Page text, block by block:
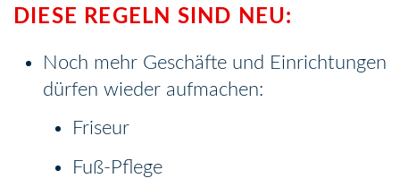
DIESE REGELN SIND NEU:
Noch mehr Geschäfte und Einrichtungen
dürfen wieder aufmachen:
Friseur
Fuß-Pflege